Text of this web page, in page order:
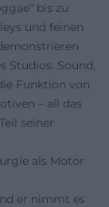
bis zu
und feinen
Studios: Sound,
Funktion von
– all das
seiner
als Motor
er nimmt es